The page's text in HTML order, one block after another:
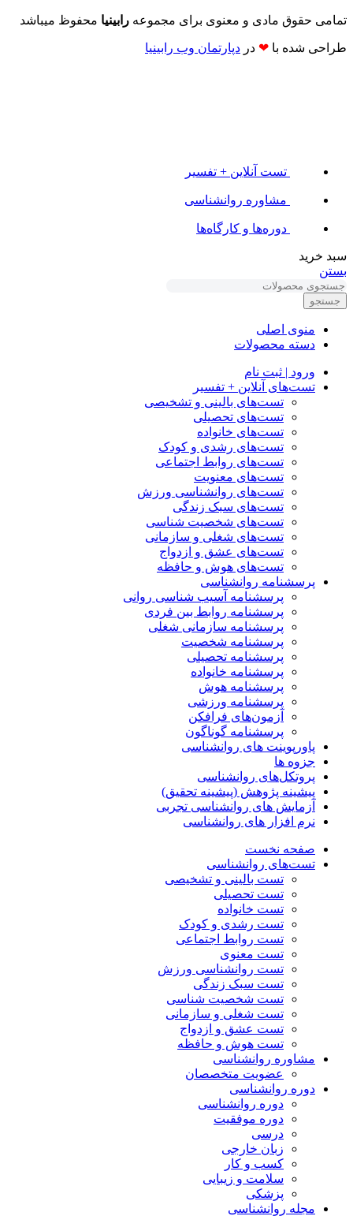
تمامی حقوق مادی و معنوی برای مجموعه رابینیا محفوظ میباشد
طراحی شده با ❤ در دپارتمان وب رابینیا​​
تست آنلاین + تفسیر
مشاوره روانشناسی
دوره‌ها و کارگاه‌ها
سبد خرید
بستن
جستجو
منوی اصلی
دسته محصولات
ورود | ثبت نام
تست‌های آنلاین + تفسیر
تست‌های بالینی و تشخیصی
تست‌های تحصیلی
تست‌های خانواده
تست‌های رشدی و کودک
تست‌های روابط اجتماعی
تست‌های معنویت
تست‌های روانشناسی ورزش
تست‌های سبک زندگی
تست‌های شخصیت شناسی
تست‌های شغلی و سازمانی
تست‌های عشق و ازدواج
تست‌های هوش و حافظه
پرسشنامه روانشناسی
پرسشنامه آسیب شناسی روانی
پرسشنامه روابط بین فردی
پرسشنامه سازمانی شغلی
پرسشنامه شخصیت
پرسشنامه تحصیلی
پرسشنامه خانواده
پرسشنامه هوش
پرسشنامه ورزشی
آزمون‌های فرافکن
پرسشنامه گوناگون
پاورپوینت های روانشناسی
جزوه ها
پروتکل‌های روانشناسی
پیشینه پژوهش (پیشینه تحقیق)
آزمایش های روانشناسی تجربی
نرم افزار های روانشناسی
صفحه نخست
تست‌های روانشناسی
تست بالینی و تشخیصی
تست تحصیلی
تست خانواده
تست رشدی و کودک
تست روابط اجتماعی
تست معنوی
تست روانشناسی ورزش
تست سبک زندگی
تست شخصیت شناسی
تست شغلی و سازمانی
تست عشق و ازدواج
تست هوش و حافظه
مشاوره روانشناسی
عضویت متخصصان
دوره روانشناسی
دوره روانشناسی
دوره موفقیت
درسی
زبان خارجی
کسب و کار
سلامت و زیبایی
پزشکی
مجله روانشناسی